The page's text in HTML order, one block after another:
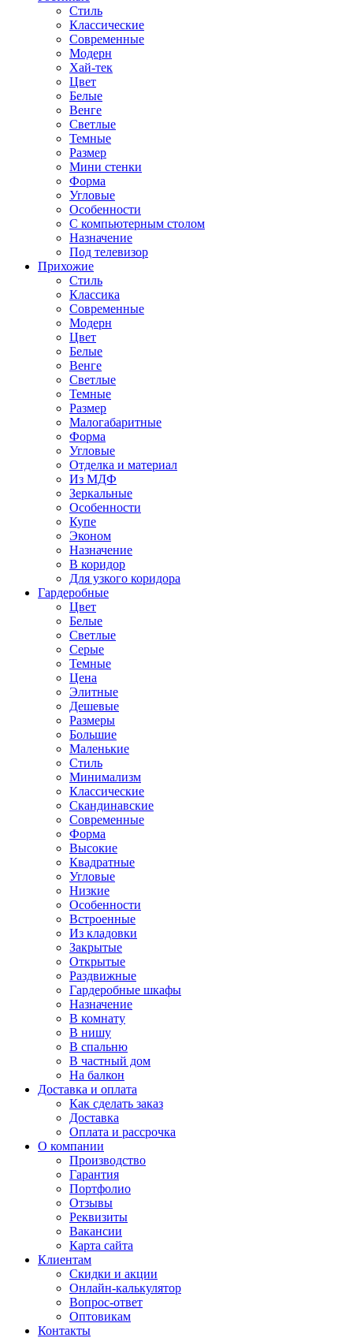
Стиль
Классические
Современные
Модерн
Хай-тек
Цвет
Белые
Венге
Светлые
Темные
Размер
Мини стенки
Форма
Угловые
Особенности
С компьютерным столом
Назначение
Под телевизор
Прихожие
Стиль
Классика
Современные
Модерн
Цвет
Белые
Венге
Светлые
Темные
Размер
Малогабаритные
Форма
Угловые
Отделка и материал
Из МДФ
Зеркальные
Особенности
Купе
Эконом
Назначение
В коридор
Для узкого коридора
Гардеробные
Цвет
Белые
Светлые
Серые
Темные
Цена
Элитные
Дешевые
Размеры
Большие
Маленькие
Стиль
Минимализм
Классические
Скандинавские
Современные
Форма
Высокие
Квадратные
Угловые
Низкие
Особенности
Встроенные
Из кладовки
Закрытые
Открытые
Раздвижные
Гардеробные шкафы
Назначение
В комнату
В нишу
В спальню
В частный дом
На балкон
Доставка и оплата
Как сделать заказ
Доставка
Оплата и рассрочка
О компании
Производство
Гарантия
Портфолио
Отзывы
Реквизиты
Вакансии
Карта сайта
Клиентам
Скидки и акции
Онлайн-калькулятор
Вопрос-ответ
Оптовикам
Контакты